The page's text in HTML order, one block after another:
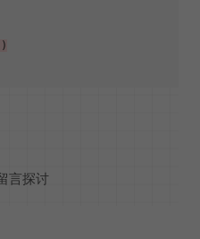
言探讨